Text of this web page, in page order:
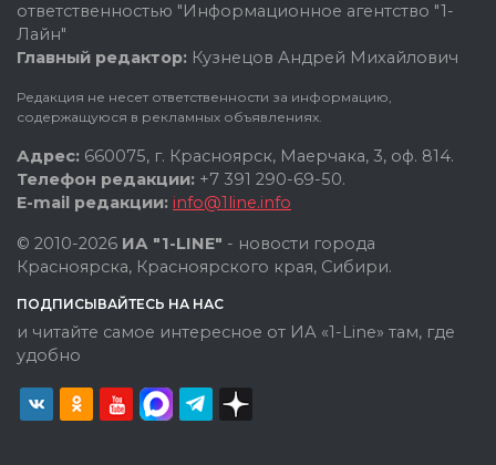
ответственностью "Информационное агентство "1-
Лайн"
Главный редактор: Кузнецов Андрей Михайлович
Редакция не несет ответственности за информацию,
содержащуюся в рекламных объявлениях.
Адрес: 660075, г. Красноярск, Маерчака, 3, оф. 814.
Телефон редакции: +7 391 290-69-50.
E-mail редакции: info@1line.info
© 2010-2026 ИА "1-LINE" - новости города
Красноярска, Красноярского края, Сибири.
ПОДПИСЫВАЙТЕСЬ НА НАС
и читайте самое интересное от ИА «1-Line» там, где
удобно